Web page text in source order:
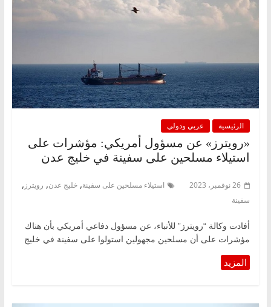
الرئيسية عربي ودولي
«رويترز» عن مسؤول أمريكي: مؤشرات على
استيلاء مسلحين على سفينة في خليج ‎عدن
26 نوفمبر، 2023 استيلاء مسلحين على سفينة, خليج ‎عدن , رويترز ,
سفينة
أفادت وكالة “رويترز” للأنباء، عن مسؤول دفاعي أمريكي بأن هناك
مؤشرات على أن مسلحين مجهولين استولوا على سفينة في خليج